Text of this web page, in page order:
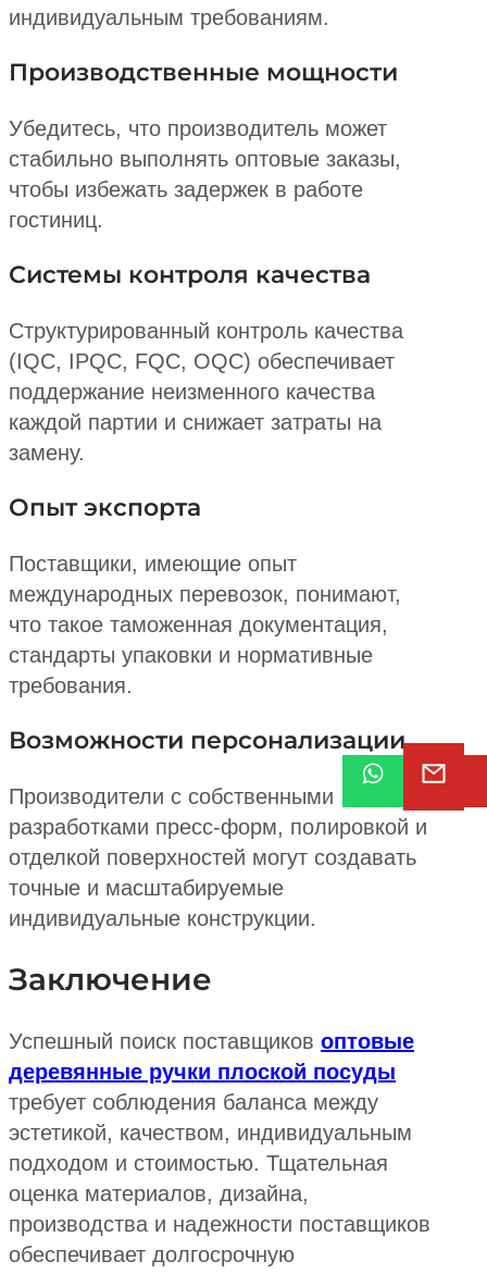
индивидуальным требованиям.
Производственные мощности
Убедитесь, что производитель может
стабильно выполнять оптовые заказы,
чтобы избежать задержек в работе
гостиниц.
Системы контроля качества
Структурированный контроль качества
(IQC, IPQC, FQC, OQC) обеспечивает
поддержание неизменного качества
каждой партии и снижает затраты на
замену.
Опыт экспорта
Поставщики, имеющие опыт
международных перевозок, понимают,
что такое таможенная документация,
стандарты упаковки и нормативные
требования.
Возможности персонализации
Производители с собственными
разработками пресс-форм, полировкой и
отделкой поверхностей могут создавать
точные и масштабируемые
индивидуальные конструкции.
Заключение
Успешный поиск поставщиков оптовые
деревянные ручки плоской посуды
требует соблюдения баланса между
эстетикой, качеством, индивидуальным
подходом и стоимостью. Тщательная
оценка материалов, дизайна,
производства и надежности поставщиков
обеспечивает долгосрочную